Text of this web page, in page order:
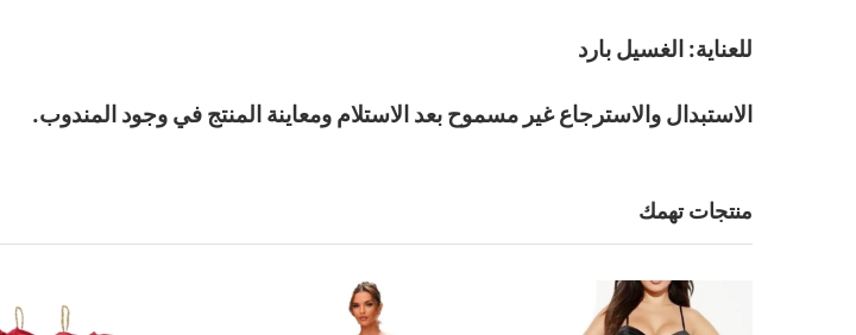
للعناية: الغسيل بارد
الاستبدال والاسترجاع غير مسموح بعد الاستلام ومعاينة المنتج في وجود المندوب.
منتجات تهمك